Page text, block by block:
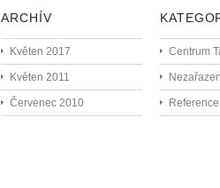
ARCHÍV
Květen 2017
Květen 2011
Červenec 2010
Centrum